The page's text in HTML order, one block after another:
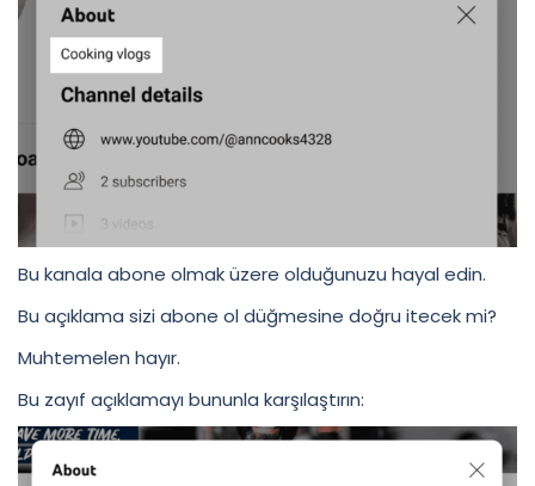
Bu kanala abone olmak üzere olduğunuzu hayal edin.
Bu açıklama sizi abone ol düğmesine doğru itecek mi?
Muhtemelen hayır.
Bu zayıf açıklamayı bununla karşılaştırın: